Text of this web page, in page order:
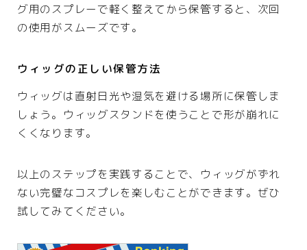
グ用のスプレーで軽く整えてから保管すると、次回
の使用がスムーズです。
ウィッグの正しい保管方法
ウィッグは直射日光や湿気を避ける場所に保管しま
しょう。ウィッグスタンドを使うことで形が崩れに
くくなります。
以上のステップを実践することで、ウィッグがずれ
ない完璧なコスプレを楽しむことができます。ぜひ
試してみてください。